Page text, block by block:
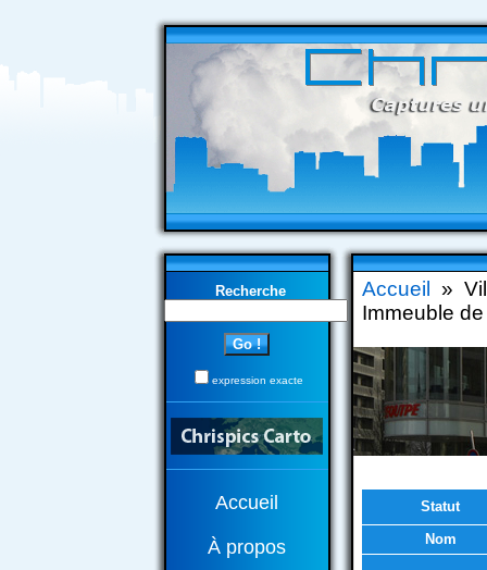
Recherche
expression exacte
Accueil
À propos
Accueil
»
Immeuble
Statut
Nom